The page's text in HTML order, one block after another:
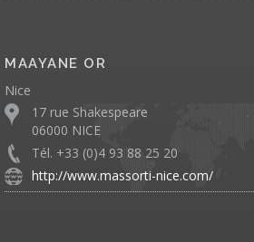
MAAYANE OR
Nice
17 rue Shakespeare
06000 NICE
Tél. +33 (0)4 93 88 25 20
http://www.massorti-nice.com/